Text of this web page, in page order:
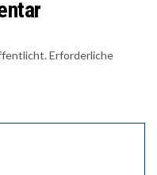
Erforderliche